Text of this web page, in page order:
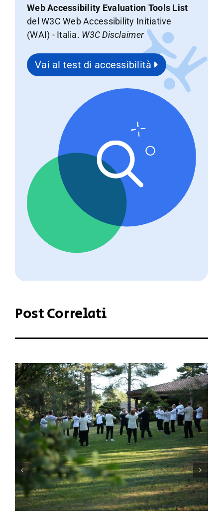
Web Accessibility Evaluation Tools List
del W3C Web Accessibility Initiative
(WAI) - Italia. W3C Disclaimer
Vai al test di accessibilità
Post Correlati